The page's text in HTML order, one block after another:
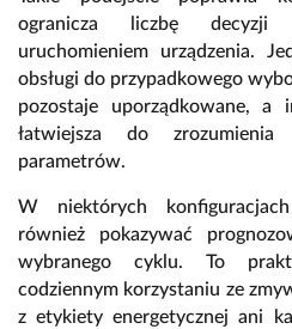
ogranicza liczbę decyzji
uruchomieniem urządzenia.
obsługi do przypadkowego
pozostaje uporządkowane, a
łatwiejsza do
parametrów.
W niektórych
również pokazywać
wybranego cyklu. To
codziennym korzystaniu ze
z etykiety energetycznej ani